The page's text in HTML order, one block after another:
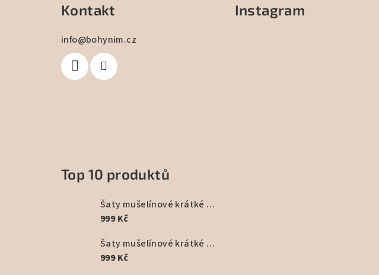
Kontakt
info@bohynim.cz
Instagram
Top 10 produktů
Šaty mušelínové krátké - fialová
999 Kč
Šaty mušelínové krátké černé
999 Kč